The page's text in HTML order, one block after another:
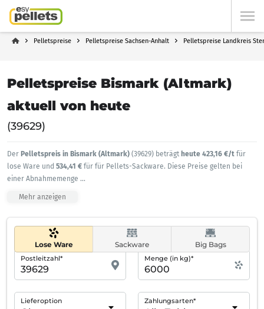
Pelletspreise Pelletspreise Sachsen-Anhalt Pelletspreise Landkreis
Pelletspreise Bismark (Altmark)
aktuell von heute
(39629)
Der Pelletspreis in Bismark (Altmark) (39629) beträgt heute 423,16 €/t für
lose Ware und 534,41 € für für Pellets-Sackware. Diese Preise gelten bei
einer Abnahmemenge ...
Mehr anzeigen
Lose Ware Sackware Big Bags
Postleitzahl* Menge (in kg)*
Lieferoption Zahlungsarten*